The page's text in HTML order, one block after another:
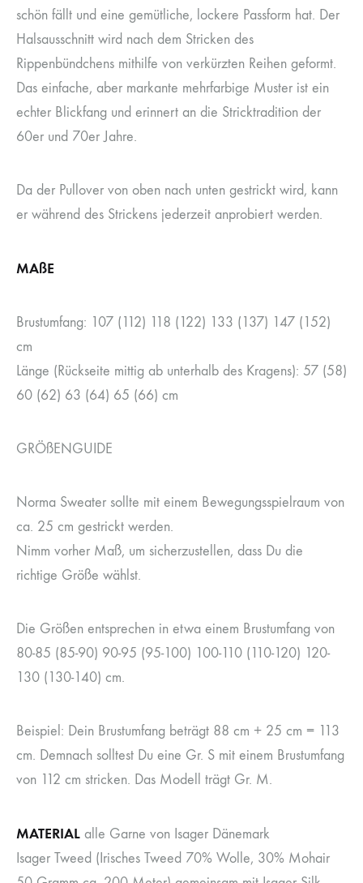
schön fällt und eine gemütliche, lockere Passform hat. Der
Halsausschnitt wird nach dem Stricken des
Rippenbündchens mithilfe von verkürzten Reihen geformt.
Das einfache, aber markante mehrfarbige Muster ist ein
echter Blickfang und erinnert an die Stricktradition der
60er und 70er Jahre.
Da der Pullover von oben nach unten gestrickt wird, kann
er während des Strickens jederzeit anprobiert werden.
MAßE
Brustumfang: 107 (112) 118 (122) 133 (137) 147 (152)
cm
Länge (Rückseite mittig ab unterhalb des Kragens): 57 (58)
60 (62) 63 (64) 65 (66) cm
GRÖßENGUIDE
Norma Sweater sollte mit einem Bewegungsspielraum von
ca. 25 cm gestrickt werden.
Nimm vorher Maß, um sicherzustellen, dass Du die
richtige Größe wählst.
Die Größen entsprechen in etwa einem Brustumfang von
80-85 (85-90) 90-95 (95-100) 100-110 (110-120) 120-
130 (130-140) cm.
Beispiel: Dein Brustumfang beträgt 88 cm + 25 cm = 113
cm. Demnach solltest Du eine Gr. S mit einem Brustumfang
von 112 cm stricken. Das Modell trägt Gr. M.
MATERIAL alle Garne von Isager Dänemark
Isager Tweed (Irisches Tweed 70% Wolle, 30% Mohair